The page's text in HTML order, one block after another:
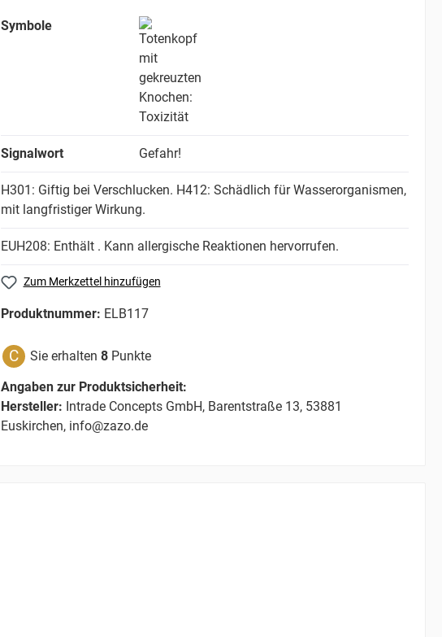
Symbole
Signalwort Gefahr!
H301: Giftig bei Verschlucken. H412: Schädlich für Wasserorganismen,
mit langfristiger Wirkung.
EUH208: Enthält . Kann allergische Reaktionen hervorrufen.
Zum Merkzettel hinzufügen
Produktnummer: ELB117
C Sie erhalten 8 Punkte
Angaben zur Produktsicherheit:
Hersteller: Intrade Concepts GmbH, Barentstraße 13, 53881
Euskirchen, info@zazo.de